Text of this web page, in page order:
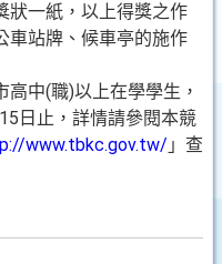
狀一紙，以上得獎之作
車站牌、候車亭的施作
中(職)以上在學學生，
日止，詳情請參閱本競
www.tbkc.gov.tw/ 」查